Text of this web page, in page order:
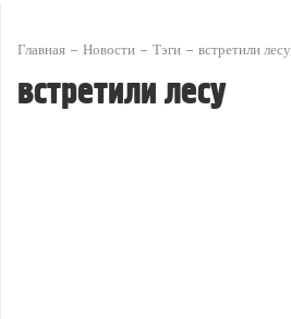
Главная Новости Тэги встретили лесу
встретили лесу